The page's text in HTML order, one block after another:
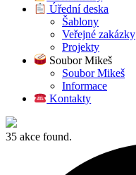
Úřední deska
Šablony
Veřejné zakázky
Projekty
Soubor Mikeš
Soubor Mikeš
Informace
Kontakty
35 akce found.